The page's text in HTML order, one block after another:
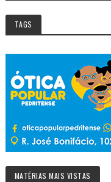
TAGS
MATÉRIAS MAIS VISTAS